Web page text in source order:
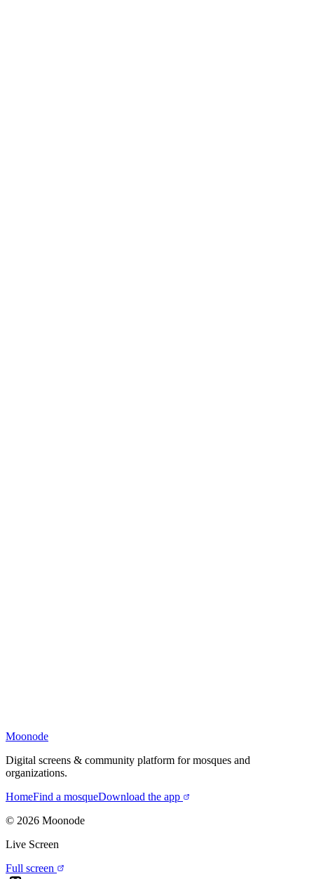
Moonode
Digital screens & community platform for mosques and
organizations.
HomeFind a mosqueDownload the app
© 2026 Moonode
Live Screen
Full screen